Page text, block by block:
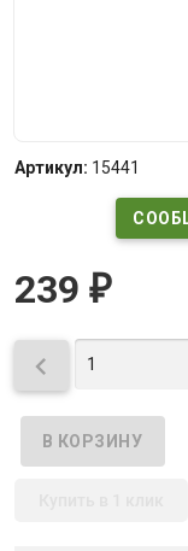
Артикул: 15441
239 ₽
